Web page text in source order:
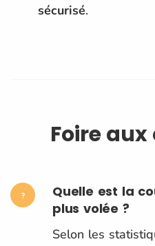
sécurisé.
Foire
Quelle est la
plus volée ?
Selon les